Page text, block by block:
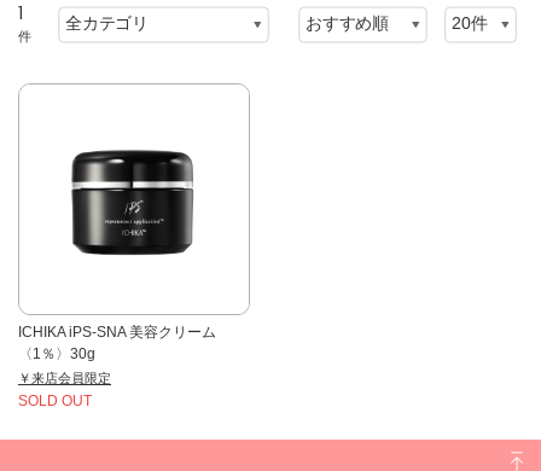
1
件
ICHIKA iPS-SNA 美容クリーム
〈1％〉30g
￥来店会員限定
SOLD OUT